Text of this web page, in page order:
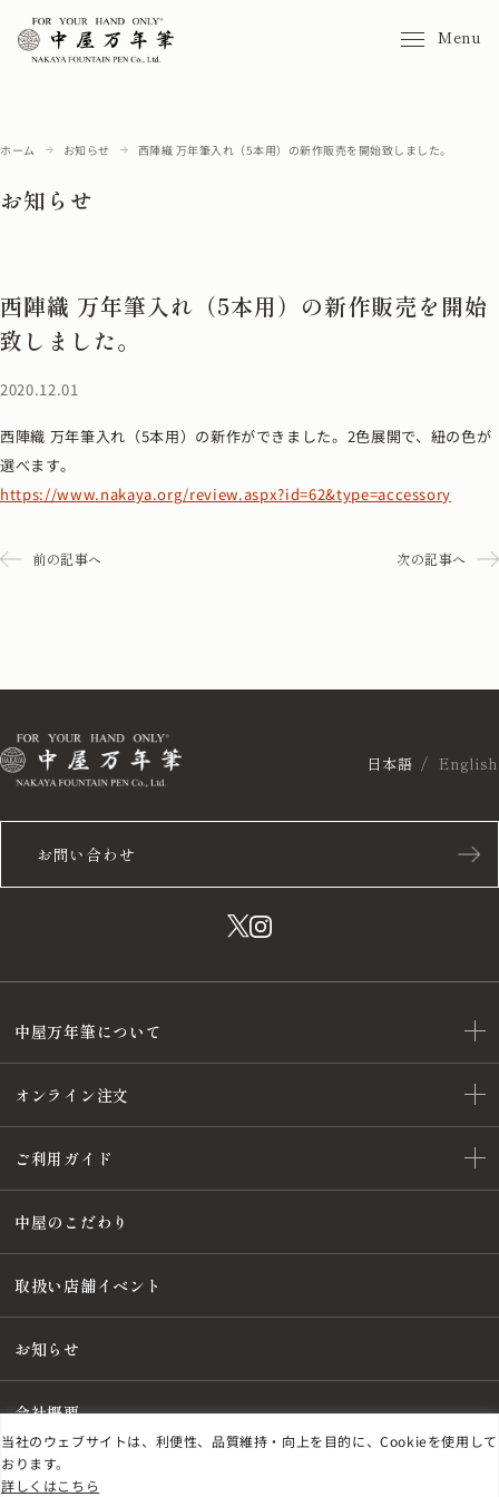
当社のウェブサイトは、利便性、品質維持・向上を目的に、Cookieを使用して
おります。
詳しくはこちら
Menu
ホーム お知らせ 西陣織 万年筆入れ（5本用）の新作販売を開始致しました。
お知らせ
西陣織 万年筆入れ（5本用）の新作販売を開始
致しました。
2020.12.01
西陣織 万年筆入れ（5本用）の新作ができました。2色展開で、紐の色が
選べます。
https://www.nakaya.org/review.aspx?id=62&type=accessory
前の記事へ 次の記事へ
お問い合わせ
日本語 English
中屋万年筆について
オンライン注文
ご利用ガイド
中屋のこだわり
取扱い店舗イベント
お知らせ
会社概要
特定商取引法に基づく表記